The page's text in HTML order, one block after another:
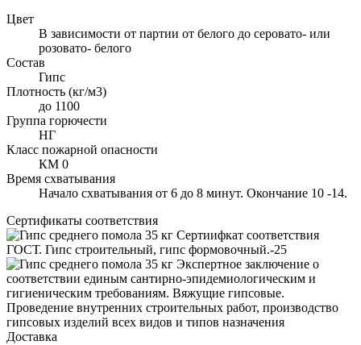
Цвет
В зависимости от партии от белого до серовато- или
розовато- белого
Состав
Гипс
Плотность (кг/м3)
до 1100
Группа горючести
НГ
Класс пожарной опасности
КМ 0
Время схватывания
Начало схватывания от 6 до 8 минут. Окончание 10 -14.
Сертификаты соответствия
Сертиифкат соответствия
ГОСТ. Гипс строительный, гипс формовочный.-25
Экспертное заключение о
соответствии единым сантирно-эпидемиологическим и
гигиеническим требованиям. Вяжущие гипсовые.
Проведение внутренних строительных работ, производство
гипсовых изделий всех видов и типов назначения
Доставка